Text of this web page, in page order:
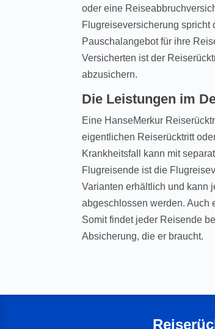
oder eine
Flugreiseversicherung
Pauschalangebot für ihre
Versicherten ist der
abzusichern.
Die Leistungen im
Eine HanseMerkur
eigentlichen Reiserücktritt
Krankheitsfall kann mit
Flugreisende ist die
Varianten erhältlich und kann
abgeschlossen werden. Auch
Somit findet jeder Reisende
Absicherung, die er braucht.